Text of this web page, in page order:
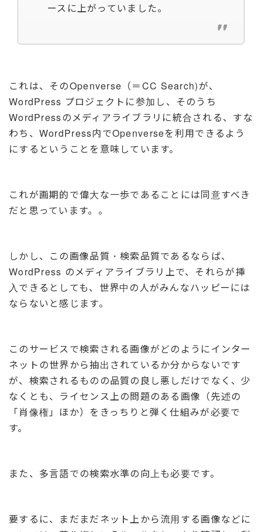
ースに上がっていました。
これは、そのOpenverse（＝CC Search)が、
WordPress プロジェクトに参加し、そのうち
WordPressのメディアライブラリに統合される、すな
わち、WordPress内でOpenverseを利用できるよう
にするということを意味しています。
これが画期的で偉大な一歩であることには同意すべき
だと思っています。。
しかし、この画像品質・検索品質であるならば、
WordPress のメディアライブラリ上で、それらが挿
入できるとしても、世界中の人がみんなハッピーには
ならないと感じます。
このサービスで検索される画像がどのようにインター
ネットの世界から抽出されているか分からないです
が、検索されるものの品質の良し悪しだけでなく、少
なくとも、ライセンス上の問題のある画像（先述の
「肖像権」ほか）をきっちりと弾く仕組みが必要で
す。
また、多言語での検索水準の向上も必要です。
要するに、まだまだネット上から流用する画像などに